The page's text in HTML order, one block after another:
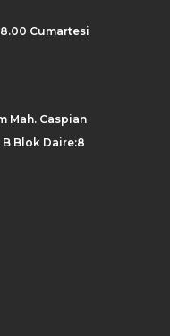
Cumartesi
Mah. Caspian
B Blok Daire:8